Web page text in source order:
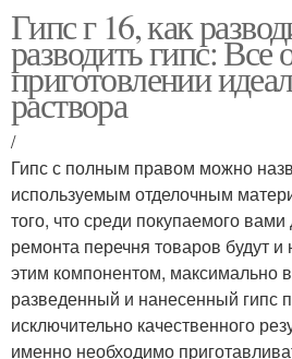
Гипс г 16, как
разводить гипс: Все
приготовлении
раствора
/
Гипс с полным правом можно
используемым отделочным
того, что среди покупаемого
ремонта перечня товаров будут
этим компонентом, максимально
разведенный и нанесенный гипс
исключительно качественного
именно необходимо